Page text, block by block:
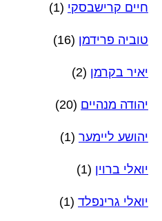
חיים קרישבסקי (1)
טוביה פרידמן (16)
יאיר בקרמן (2)
יהודה מנהיים (20)
יהושע ליימער (1)
יואלי ברוין (1)
יואלי גרינפלד (1)